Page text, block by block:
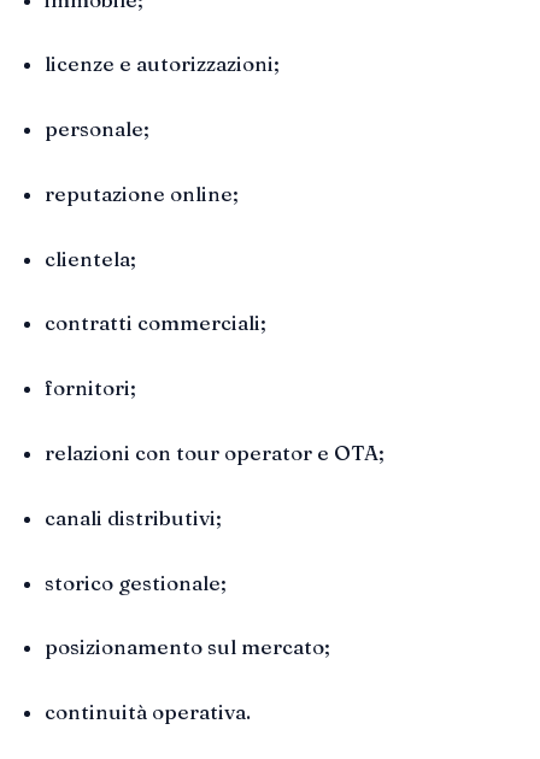
licenze e autorizzazioni;
personale;
reputazione online;
clientela;
contratti commerciali;
fornitori;
relazioni con tour operator e OTA;
canali distributivi;
storico gestionale;
posizionamento sul mercato;
continuità operativa.